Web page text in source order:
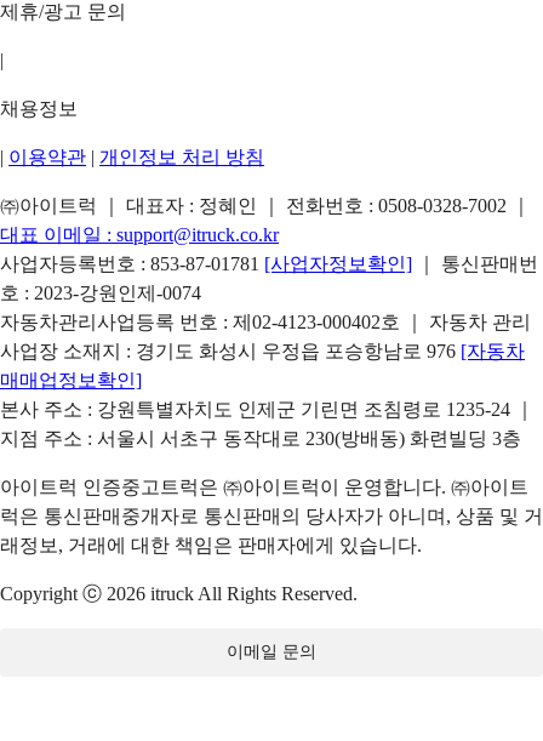
제휴/광고 문의
|
채용정보
| 이용약관 | 개인정보 처리 방침
㈜아이트럭 ｜ 대표자 : 정혜인 ｜ 전화번호 : 0508-0328-7002
대표 이메일 : support@itruck.co.kr
사업자등록번호 : 853-87-01781 [사업자정보확인]
｜ 통신판매번
호 : 2023-강원인제-0074
자동차관리사업등록 번호 : 제02-4123-000402호 ｜ 자동차 관리
사업장 소재지 : 경기도 화성시 우정읍 포승항남로 976 [자동차
매매업정보확인]
본사 주소 : 강원특별자치도 인제군 기린면 조침령로 1235-24 ｜
지점 주소 : 서울시 서초구 동작대로 230(방배동) 화련빌딩 3층
아이트럭 인증중고트럭은 ㈜아이트럭이 운영합니다. ㈜아이트
럭은 통신판매중개자로 통신판매의 당사자가 아니며, 상품 및 거
래정보, 거래에 대한 책임은 판매자에게 있습니다.
Copyright ⓒ 2026 itruck All Rights Reserved.
이메일 문의